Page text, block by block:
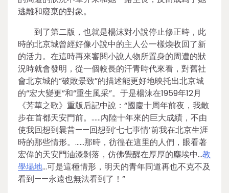
逃離和廢棄的對象。
到了第二版，也就是楊沫對小說停止修正時，此
時的北京城曾經好像小說中的主人公一樣煥收回了新
的活力。在這時再來審閱小說人物所置身的周遭的狀
況時就會發明，從一個較長的汗青時代來看，對舊社
會北京城的“破敗景致”的描述能更好地映托出北京城
的“宏大變更”和“重生風采”。于是楊沫在1959年12月
《芳華之歌》重版后記中說：“國慶十周年前夜，我散
步在首都天安門前。……內陸十年來的巨大成績，不由
使我回想到曩昔——回想到‘七七事情’前我在北京生涯
時的那些情形。……那時，彷徨在這里的人們，眼看著
宏偉的天安門油漆剝落，仿佛覺醒在厚厚的塵埃中…教
學場地…可是這種情形，明天的青年同道再也不克不及
看到——永遠也無法看到了！”